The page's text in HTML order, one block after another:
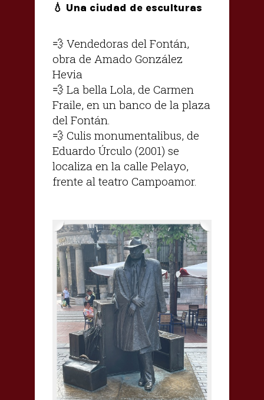
💧 Una ciudad de esculturas
💨 Vendedoras del Fontán,
obra de Amado González
Hevia
💨 La bella Lola, de Carmen
Fraile, en un banco de la plaza
del Fontán.
💨 Culis monumentalibus, de
Eduardo Úrculo (2001) se
localiza en la calle Pelayo,
frente al teatro Campoamor.